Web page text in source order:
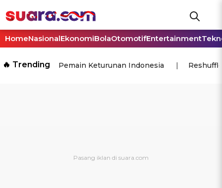
HomeNasionalEkonomiBolaOtomotifEntertainment
🔥 Trending Pemain Keturunan Indonesia